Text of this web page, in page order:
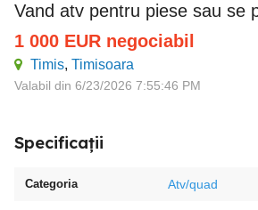
vand atv pentru piese sau se
1 000 EUR negociabil
Timis, Timisoara
Valabil din 6/23/2026 7:55:46 PM
Specificații
Categoria Atv/quad